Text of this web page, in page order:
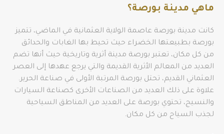
ماهي مدينة بورصة؟
كانت مدينة بورصة عاصمة الولاية العثمانية في الماضي، تتميز
بورصة بطبيعتها الخضراء حيث تحيط بها الغابات والحدائق
من كل مكان، تعتبر بورصة مدينة أثرية وتاريخية حيث أنها تضم
العديد من المعالم الأثرية القديمة والتي يرجع عهدها إلى العصر
العثماني القديم، تحتل بورصة المرتبة الأولى في صناعة الحرير.
علاوة على ذلك العديد من الصناعات الأخرى كصناعة السيارات
والنسيج، تحتوي بورصة على العديد من المناطق السياحية
لجذب السياح من كل مكان.